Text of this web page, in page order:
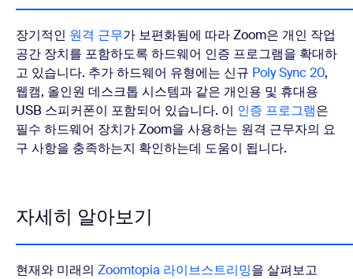
장기적인 원격 근무가 보편화됨에 따라 Zoom은 개인 작업
공간 장치를 포함하도록 하드웨어 인증 프로그램을 확대하
고 있습니다. 추가 하드웨어 유형에는 신규 Poly Sync 20,
웹캠, 올인원 데스크톱 시스템과 같은 개인용 및 휴대용
USB 스피커폰이 포함되어 있습니다. 이 인증 프로그램은
필수 하드웨어 장치가 Zoom을 사용하는 원격 근무자의 요
구 사항을 충족하는지 확인하는데 도움이 됩니다.
자세히 알아보기
현재와 미래의 Zoomtopia 라이브스트리밍을 살펴보고